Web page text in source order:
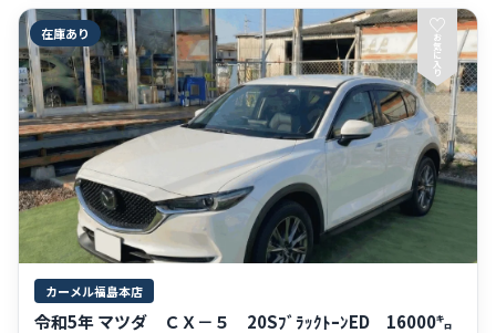
在庫あり ♡
お
気
に
入
り
カーメル福島本店
令和5年 マツダ ＣＸ－５ 20SﾌﾞﾗｯｸﾄｰﾝED 16000㌔